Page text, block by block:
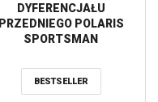
DYFERENCJAŁU
PRZEDNIEGO POLARIS
SPORTSMAN
BESTSELLER